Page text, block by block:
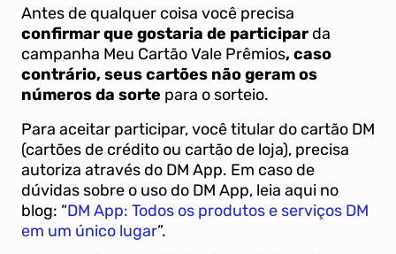
Antes de qualquer coisa você precisa
confirmar que gostaria de participar da
campanha Meu Cartão Vale Prêmios,caso
contrário, seus cartões não geram os
números da sorte para o sorteio.
Para aceitar participar, você titular do cartão DM
(cartões de crédito ou cartão de loja), precisa
autoriza através do DM App. Em caso de
dúvidas sobre o uso do DM App, leia aqui no
blog: “DM App: Todos os produtos e serviços DM
em um único lugar”.